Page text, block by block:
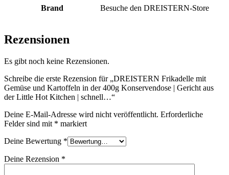
Brand Besuche den DREISTERN-Store
Rezensionen
Es gibt noch keine Rezensionen.
Schreibe die erste Rezension für „DREISTERN Frikadelle mit
Gemüse und Kartoffeln in der 400g Konservendose | Gericht aus
der Little Hot Kitchen | schnell…“
Deine E-Mail-Adresse wird nicht veröffentlicht. Erforderliche
Felder sind mit * markiert
Deine Bewertung *
Deine Rezension *